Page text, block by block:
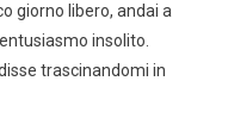
giorno libero, andai a
insolito.
trascinandomi in